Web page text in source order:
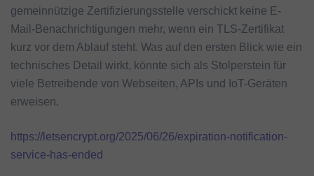
gemeinnützige Zertifizierungsstelle verschickt keine E-
Mail-Benachrichtigungen mehr, wenn ein TLS-Zertifikat
kurz vor dem Ablauf steht. Was auf den ersten Blick wie ein
technisches Detail wirkt, könnte sich als Stolperstein für
viele Betreibende von Webseiten, APIs und IoT-Geräten
erweisen.
https://letsencrypt.org/2025/06/26/expiration-notification-
service-has-ended